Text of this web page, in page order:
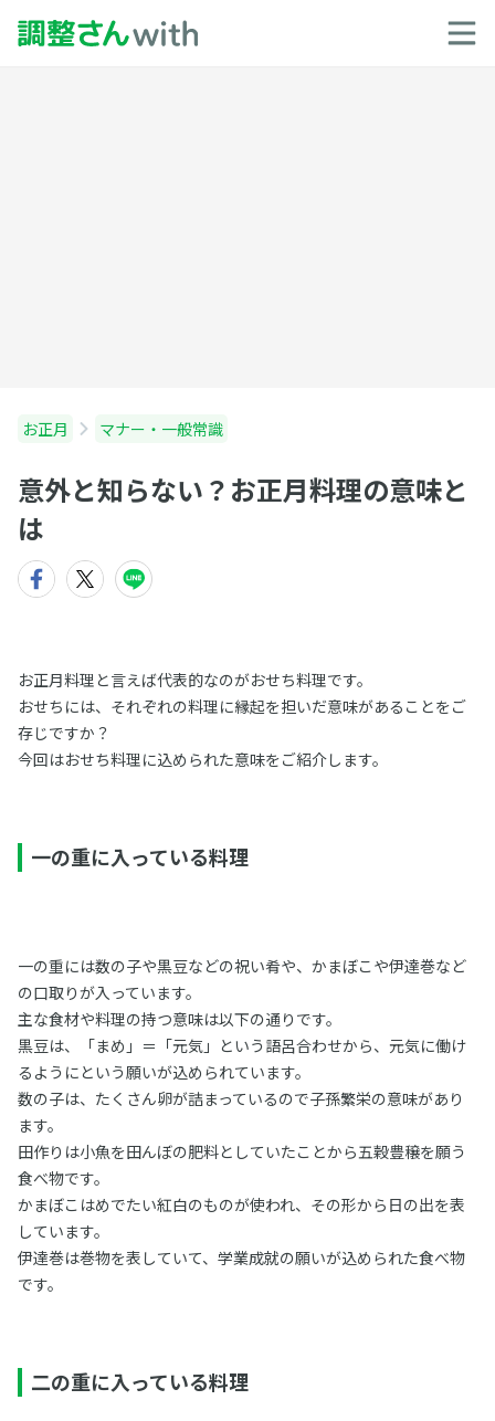
お正月 マナー・一般常識
意外と知らない？お正月料理の意味と
は
お正月料理と言えば代表的なのがおせち料理です。
おせちには、それぞれの料理に縁起を担いだ意味があることをご
存じですか？
今回はおせち料理に込められた意味をご紹介します。
一の重に入っている料理
一の重には数の子や黒豆などの祝い肴や、かまぼこや伊達巻など
の口取りが入っています。
主な食材や料理の持つ意味は以下の通りです。
黒豆は、「まめ」＝「元気」という語呂合わせから、元気に働け
るようにという願いが込められています。
数の子は、たくさん卵が詰まっているので子孫繁栄の意味があり
ます。
田作りは小魚を田んぼの肥料としていたことから五穀豊穣を願う
食べ物です。
かまぼこはめでたい紅白のものが使われ、その形から日の出を表
しています。
伊達巻は巻物を表していて、学業成就の願いが込められた食べ物
です。
二の重に入っている料理